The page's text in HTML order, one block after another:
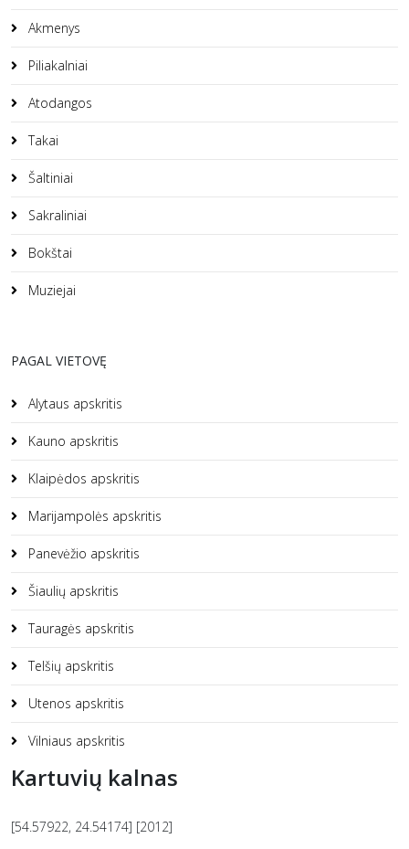
Akmenys
Piliakalniai
Atodangos
Takai
Šaltiniai
Sakraliniai
Bokštai
Muziejai
PAGAL VIETOVĘ
Alytaus apskritis
Kauno apskritis
Klaipėdos apskritis
Marijampolės apskritis
Panevėžio apskritis
Šiaulių apskritis
Tauragės apskritis
Telšių apskritis
Utenos apskritis
Vilniaus apskritis
Kartuvių kalnas
[54.57922, 24.54174] [2012]